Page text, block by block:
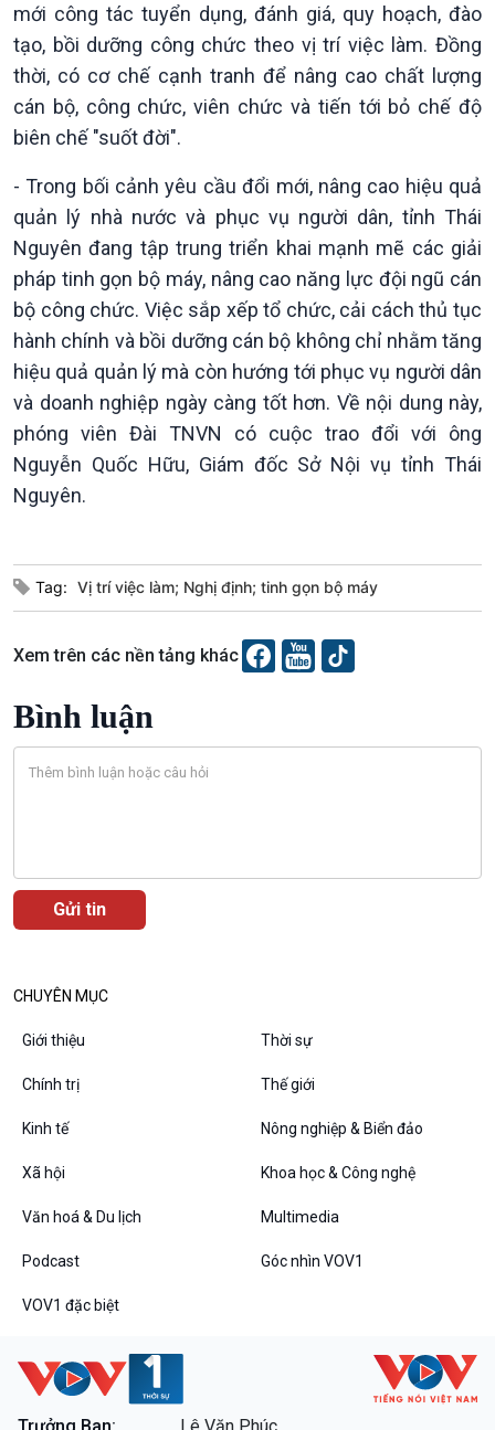
Kinh tế
Tin Kinh tế
Trước giờ mở cửa
Dòng chảy Kinh tế
Sức sống hàng Việt
Tuyên chiến với gian lận
thương mại
Nông nghiệp & Biển đảo
Tin Nông nghiệp & Biển
đảo
Mùa vàng
đảo
Tìm hiểu biển, đảo Việt
Nam
Xã hội
Tin Đời sống & Xã hội
360 độ Sức khỏe
Chuyển đổi Xanh
Xã hội chuyển động
Bước chân đến trường
Khoa học & Công nghệ
Tin Khoa học & Công nghệ
Kết nối công nghệ
Văn hoá & Du lịch
E-Magazine
Podcast
Góc nhìn VOV1
10 phút Sự kiện - Luận bàn
Câu chuyện thời sự
Đối thoại
Chuyện đêm
VOV1 đặc biệt
mới công tác tuyển dụng, đánh giá, quy hoạch, đào
tạo, bồi dưỡng công chức theo vị trí việc làm. Đồng
thời, có cơ chế cạnh tranh để nâng cao chất lượng
cán bộ, công chức, viên chức và tiến tới bỏ chế độ
biên chế "suốt đời".
- Trong bối cảnh yêu cầu đổi mới, nâng cao hiệu quả
quản lý nhà nước và phục vụ người dân, tỉnh Thái
Nguyên đang tập trung triển khai mạnh mẽ các giải
pháp tinh gọn bộ máy, nâng cao năng lực đội ngũ cán
bộ công chức. Việc sắp xếp tổ chức, cải cách thủ tục
hành chính và bồi dưỡng cán bộ không chỉ nhằm tăng
hiệu quả quản lý mà còn hướng tới phục vụ người dân
và doanh nghiệp ngày càng tốt hơn. Về nội dung này,
phóng viên Đài TNVN có cuộc trao đổi với ông
Nguyễn Quốc Hữu, Giám đốc Sở Nội vụ tỉnh Thái
Nguyên.
Tag: Vị trí việc làm; Nghị định; tinh gọn bộ máy
Xem trên các nền tảng khác
Bình luận
CHUYÊN MỤC
Giới thiệu Thời sự
Chính trị Thế giới
Kinh tế Nông nghiệp & Biển đảo
Xã hội Khoa học & Công nghệ
Văn hoá & Du lịch Multimedia
Podcast Góc nhìn VOV1
VOV1 đặc biệt